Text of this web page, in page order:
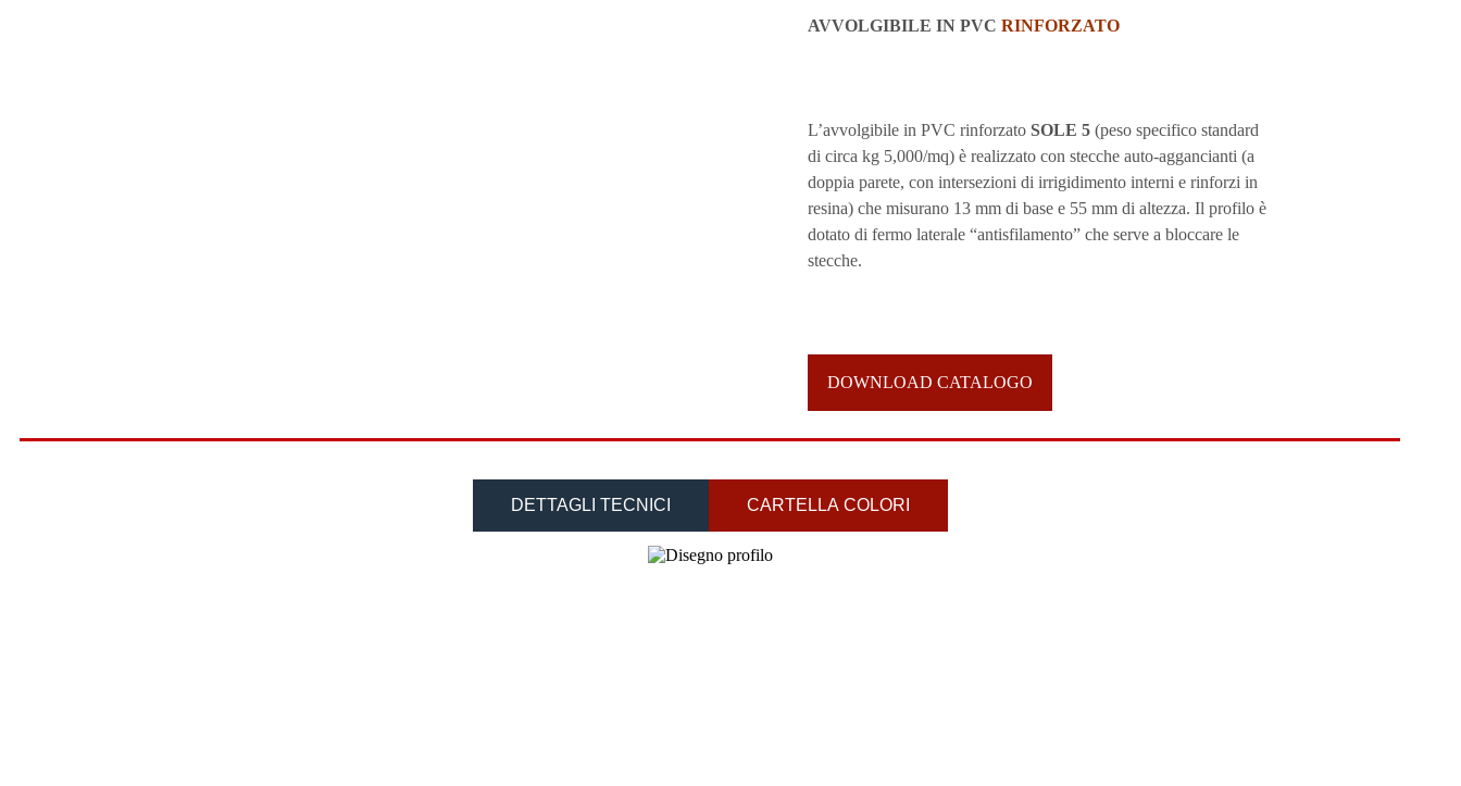
AVVOLGIBILE IN PVC RINFORZATO
L’avvolgibile in PVC rinforzato SOLE 5(peso specifico standard
di circa kg 5,000/mq) è realizzato con stecche auto-aggancianti (a
doppia parete, con intersezioni di irrigidimento interni e rinforzi in
resina) che misurano 13 mm di base e 55 mm di altezza. Il profilo è
dotato di fermo laterale “antisfilamento” che serve a bloccare le
stecche.
DOWNLOAD CATALOGO
DETTAGLI TECNICI CARTELLA COLORI